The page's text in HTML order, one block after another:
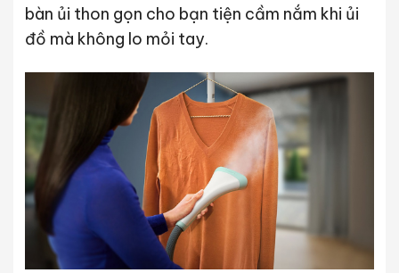
bàn ủi thon gọn cho bạn tiện cầm nắm khi ủi
đồ mà không lo mỏi tay.